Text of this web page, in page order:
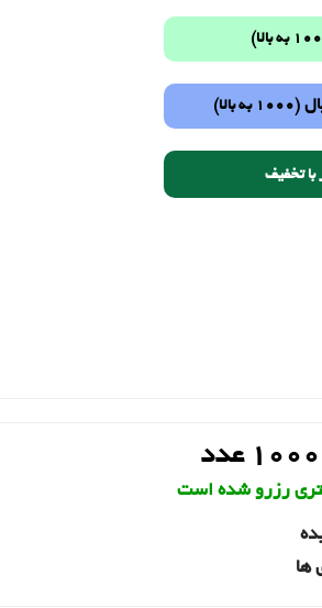
(1000 به بالا)
با تخفیف
1000 عدد
رزرو شده است
ها